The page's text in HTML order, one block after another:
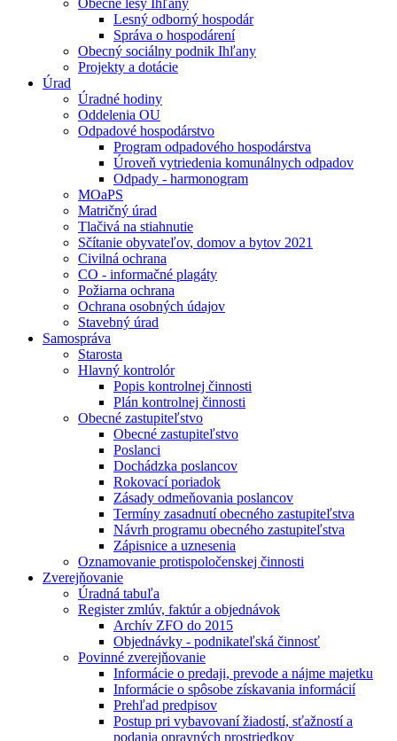
Obecné lesy Ihľany
Lesný odborný hospodár
Správa o hospodárení
Obecný sociálny podnik Ihľany
Projekty a dotácie
Úrad
Úradné hodiny
Oddelenia OU
Odpadové hospodárstvo
Program odpadového hospodárstva
Úroveň vytriedenia komunálnych odpadov
Odpady - harmonogram
MOaPS
Matričný úrad
Tlačivá na stiahnutie
Sčítanie obyvateľov, domov a bytov 2021
Civilná ochrana
CO - informačné plagáty
Požiarna ochrana
Ochrana osobných údajov
Stavebný úrad
Samospráva
Starosta
Hlavný kontrolór
Popis kontrolnej činnosti
Plán kontrolnej činnosti
Obecné zastupiteľstvo
Obecné zastupiteľstvo
Poslanci
Dochádzka poslancov
Rokovací poriadok
Zásady odmeňovania poslancov
Termíny zasadnutí obecného zastupiteľstva
Návrh programu obecného zastupiteľstva
Zápisnice a uznesenia
Oznamovanie protispoločenskej činnosti
Zverejňovanie
Úradná tabuľa
Register zmlúv, faktúr a objednávok
Archív ZFO do 2015
Objednávky - podnikateľská činnosť
Povinné zverejňovanie
Informácie o predaji, prevode a nájme majetku
Informácie o spôsobe získavania informácií
Prehľad predpisov
Postup pri vybavovaní žiadostí, sťažností a
podania opravných prostriedkov